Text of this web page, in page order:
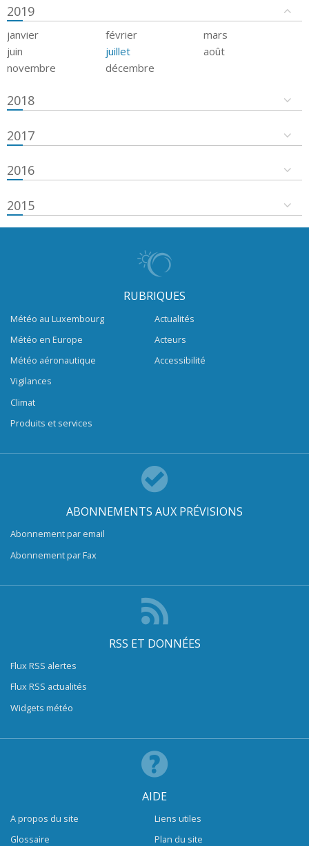
2019
janvier février
mars
juin
juillet
août
novembre
décembre
2018
2017
2016
2015
RUBRIQUES
Météo au Luxembourg
Météo en Europe
Météo aéronautique
Vigilances
Climat
Produits et services
Actualités
Acteurs
Accessibilité
ABONNEMENTS AUX PRÉVISIONS
Abonnement par email
Abonnement par Fax
RSS ET DONNÉES
Flux RSS alertes
Flux RSS actualités
Widgets météo
AIDE
A propos du site
Glossaire
Liens utiles
Plan du site